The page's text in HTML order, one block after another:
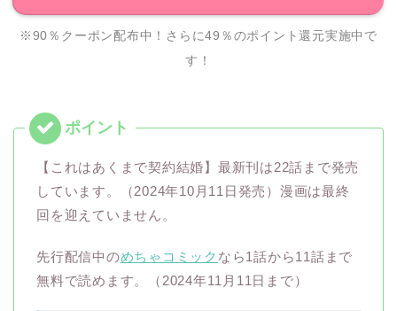
※90％クーポン配布中！さらに49％のポイント還元実施中で
す！
【これはあくまで契約結婚】最新刊は22話まで発売
しています。（2024年10月11日発売）漫画は最終
回を迎えていません。
先行配信中のめちゃコミック なら1話から11話まで
無料で読めます。（2024年11月11日まで）